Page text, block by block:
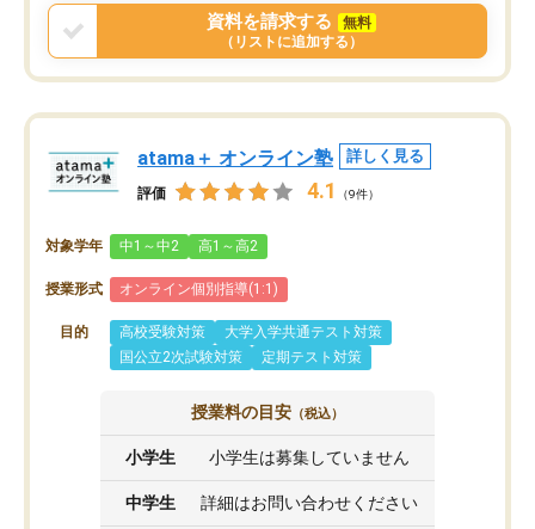
資料を請求する
無料
（リストに追加する）
atama＋ オンライン塾 詳しく見る
評価 4.1 （9件）
対象学年 中1～中2 高1～高2
授業形式 オンライン個別指導(1:1)
目的 高校受験対策
大学入学共通テスト対策
国公立2次試験対策
定期テスト対策
授業料の目安 （税込）
小学生 小学生は募集していません
中学生 詳細はお問い合わせください